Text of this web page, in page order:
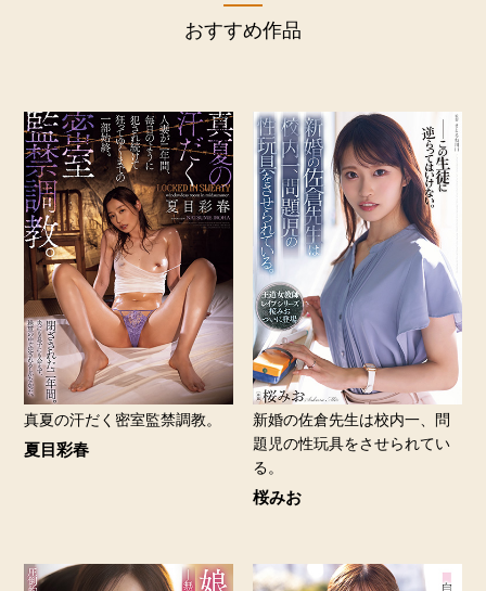
おすすめ作品
真夏の汗だく密室監禁調教。
夏目彩春
新婚の佐倉先生は校内一、問
題児の性玩具をさせられてい
る。
桜みお